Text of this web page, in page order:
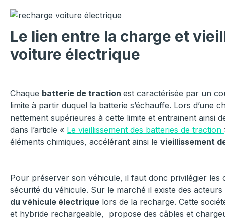
Le lien entre la charge et
voiture électrique
Chaque batterie de traction est caractérisée par un
limite à partir duquel la batterie s’échauffe. Lors d’une
nettement supérieures à cette limite et entrainent ainsi
dans l’article « Le vieillissement des batteries de traction
éléments chimiques, accélérant ainsi le vieillissement
Pour préserver son véhicule, il faut donc privilégier les
sécurité du véhicule. Sur le marché il existe des
du véhicule électrique lors de la recharge. Cette
et hybride rechargeable, propose des câbles et